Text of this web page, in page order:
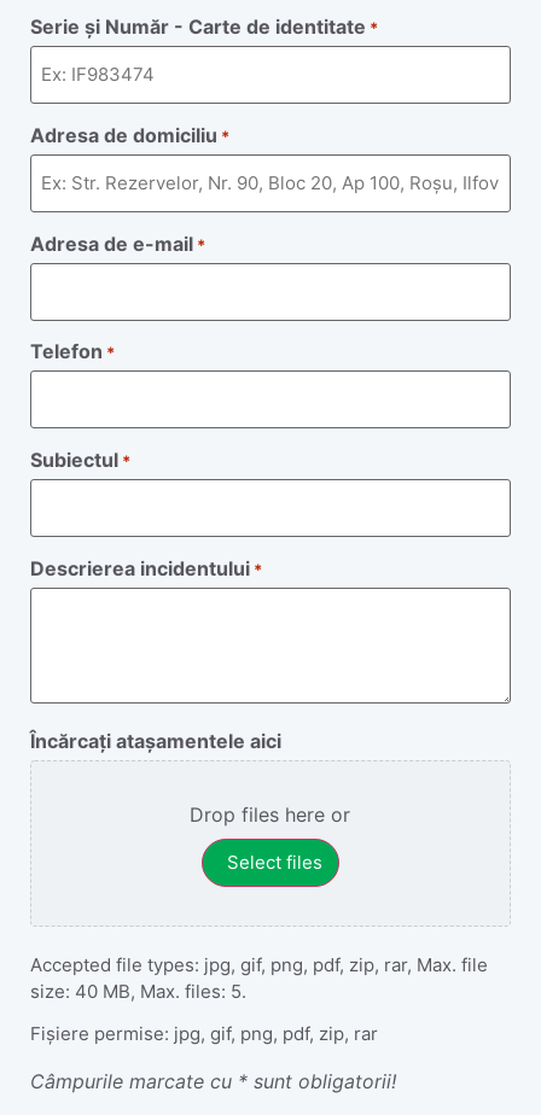
Serie și Număr - Carte de identitate *
Adresa de domiciliu *
Adresa de e-mail *
Telefon *
Subiectul *
Descrierea incidentului *
Încărcați atașamentele aici
Drop files here or
Select files
Accepted file types: jpg, gif, png, pdf, zip, rar, Max. file
size: 40 MB, Max. files: 5.
Fișiere permise: jpg, gif, png, pdf, zip, rar
Câmpurile marcate cu * sunt obligatorii!